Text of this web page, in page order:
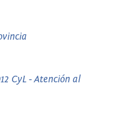
CyL - Atención al